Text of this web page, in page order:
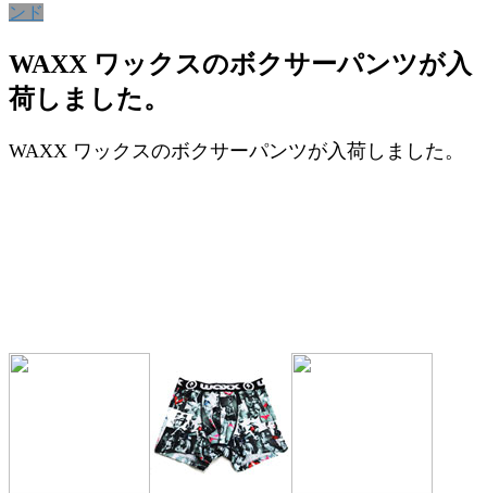
ンド
WAXX ワックスのボクサーパンツが入
荷しました。
WAXX ワックスのボクサーパンツが入荷しました。